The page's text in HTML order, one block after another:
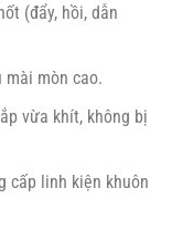
(đẩy, hồi, dẫn
mòn cao.
vừa khít, không bị
cấp linh kiện khuôn